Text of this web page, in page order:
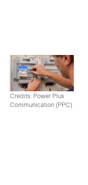
Credits: Power Plus
Communication (PPC)